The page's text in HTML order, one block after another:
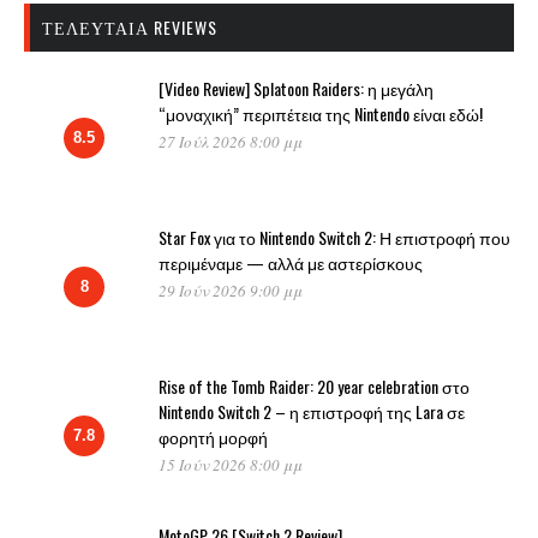
ΤΕΛΕΥΤΑΊΑ REVIEWS
8.5
[Video Review] Splatoon Raiders: η μεγάλη
“μοναχική” περιπέτεια της Nintendo είναι εδώ!
27 Ιούλ 2026 8:00 μμ
8
Star Fox για το Nintendo Switch 2: Η επιστροφή που
περιμέναμε — αλλά με αστερίσκους
29 Ιούν 2026 9:00 μμ
7.8
Rise of the Tomb Raider: 20 year celebration στο
Nintendo Switch 2 – η επιστροφή της Lara σε
φορητή μορφή
15 Ιούν 2026 8:00 μμ